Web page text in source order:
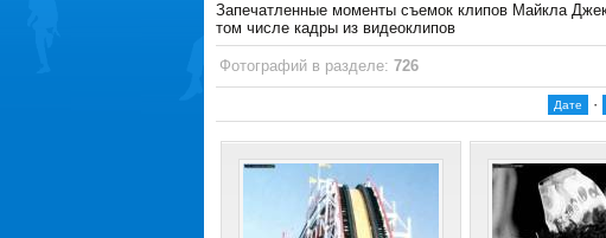
Запечатленные моменты съемок клипов Майкла
том числе кадры из видеоклипов
Фотографий в разделе: 726
Дате ·